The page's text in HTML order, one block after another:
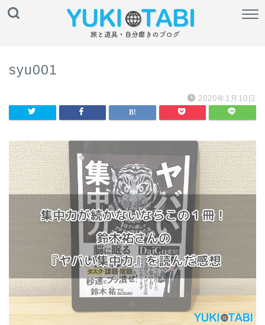
syu001
2020年1月10日